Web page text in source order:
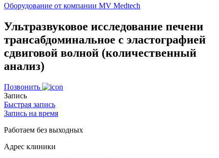
Оборудование от компании MV Medtech
Ультразвуковое исследование печени
трансабдоминальное с эластографией
сдвиговой волной (количественный
анализ)
Позвонить
Запись
Быстрая запись
Запись на время
Работаем без выходных
Адрес клиники